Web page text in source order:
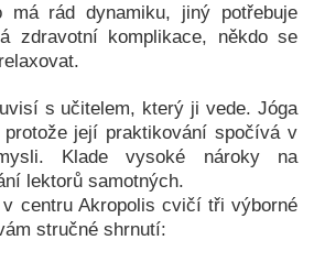
má rád dynamiku, jiný potřebuje
zdravotní komplikace, někdo se
s učitelem, který ji vede. Jóga
její praktikování spočívá v
Klade vysoké nároky na
lektorů samotných.
centru Akropolis cvičí tři výborné
stručné shrnutí: